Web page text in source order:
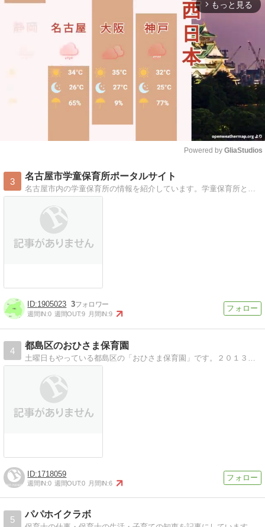
arrow_forward_ios もっと見る
Powered by GliaStudios
3
名古屋市学童保育所ポータルサイト
1905023 3
週間IN:0 週間OUT:9 月間IN:9
4
都島区のおひさま保育園
1718059
週間IN:0 週間OUT:0 月間IN:6
5
パパホイクラボ